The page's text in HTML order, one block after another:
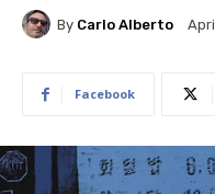
By Carlo Alberto
Facebook